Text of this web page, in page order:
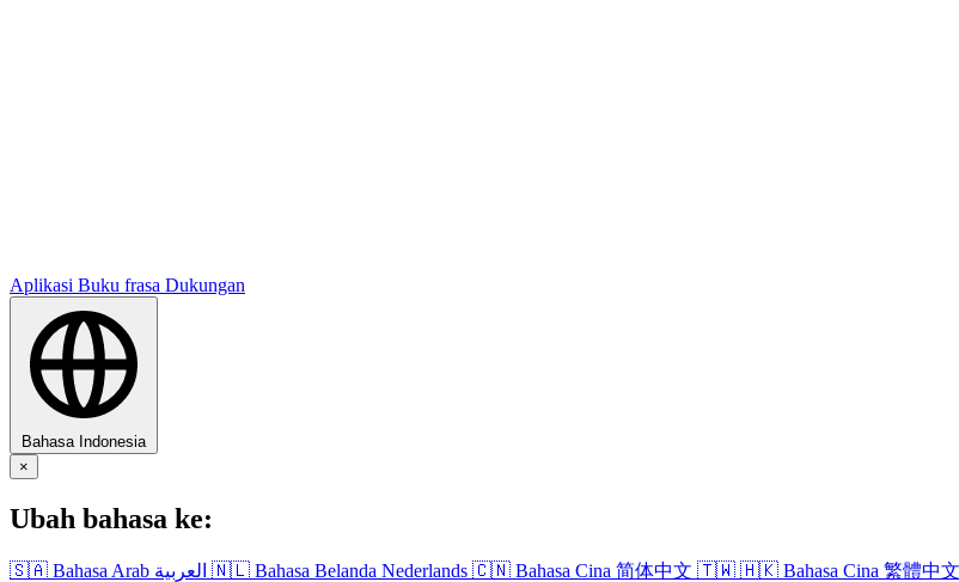
Aplikasi Buku frasa Dukungan
Bahasa Indonesia
×
Ubah bahasa ke:
🇸🇦 Bahasa Arab العربية 🇳🇱 Bahasa Belanda Nederlands 🇨🇳 Bahasa Cina 简体中文 🇹🇼 🇭🇰 Bahasa Cina 繁體中文